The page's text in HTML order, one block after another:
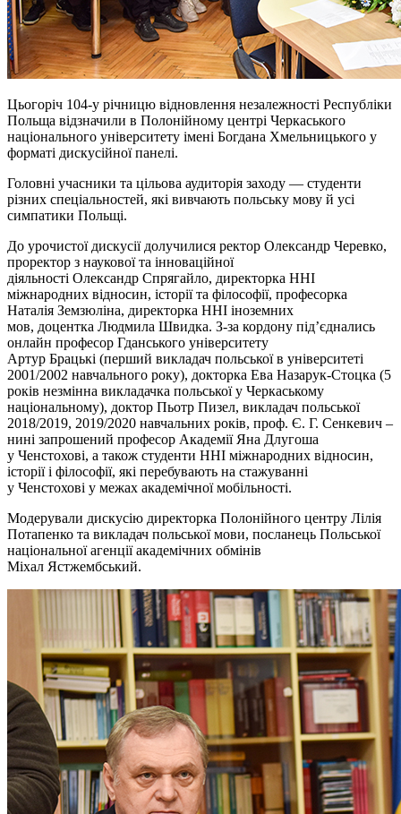
Цьогоріч 104-у річницю відновлення незалежності Республіки
Польща відзначили в Полонійному центрі Черкаського
національного університету імені Богдана Хмельницького у
форматі дискусійної панелі.
Головні учасники та цільова аудиторія заходу — студенти
різних спеціальностей, які вивчають польську мову й усі
симпатики Польщі.
До урочистої дискусії долучилися ректор Олександр Черевко,
проректор з наукової та інноваційної
діяльності Олександр Спрягайло, директорка ННІ
міжнародних відносин, історії та філософії, професорка
Наталія Земзюліна, директорка ННІ іноземних
мов, доцентка Людмила Швидка. З-за кордону під’єднались
онлайн професор Гданського університету
Артур Брацькі (перший викладач польської в університеті
2001/2002 навчального року), докторка Ева Назарук-Стоцка (5
років незмінна викладачка польської у Черкаському
національному), доктор Пьотр Пизел, викладач польської
2018/2019, 2019/2020 навчальних років, проф. Є. Г. Сенкевич –
нині запрошений професор Академії Яна Длугоша
у Ченстохові, а також студенти ННІ міжнародних відносин,
історії і філософії, які перебувають на стажуванні
у Ченстохові у межах академічної мобільності.
Модерували дискусію директорка Полонійного центру Лілія
Потапенко та викладач польської мови, посланець Польської
національної агенції академічних обмінів
Міхал Ястжембський.